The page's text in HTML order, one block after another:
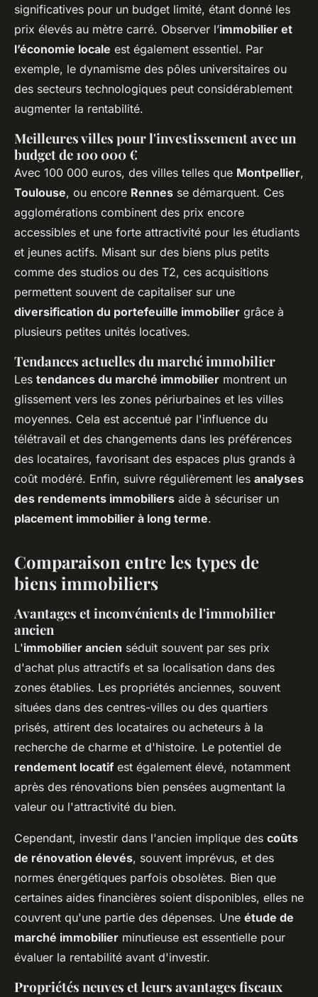
significatives pour un budget limité, étant donné les
prix élevés au mètre carré. Observer l’immobilier et
l’économie locale est également essentiel. Par
exemple, le dynamisme des pôles universitaires ou
des secteurs technologiques peut considérablement
augmenter la rentabilité.
Meilleures villes pour l'investissement avec un
budget de 100 000 €
Avec 100 000 euros, des villes telles que Montpellier,
Toulouse, ou encore Rennes se démarquent. Ces
agglomérations combinent des prix encore
accessibles et une forte attractivité pour les étudiants
et jeunes actifs. Misant sur des biens plus petits
comme des studios ou des T2, ces acquisitions
permettent souvent de capitaliser sur une
diversification du portefeuille immobilier grâce à
plusieurs petites unités locatives.
Tendances actuelles du marché immobilier
Les tendances du marché immobilier montrent un
glissement vers les zones périurbaines et les villes
moyennes. Cela est accentué par l'influence du
télétravail et des changements dans les préférences
des locataires, favorisant des espaces plus grands à
coût modéré. Enfin, suivre régulièrement les analyses
des rendements immobiliers aide à sécuriser un
placement immobilier à long terme.
Comparaison entre les types de
biens immobiliers
Avantages et inconvénients de l'immobilier
ancien
L'immobilier ancien séduit souvent par ses prix
d'achat plus attractifs et sa localisation dans des
zones établies. Les propriétés anciennes, souvent
situées dans des centres-villes ou des quartiers
prisés, attirent des locataires ou acheteurs à la
recherche de charme et d'histoire. Le potentiel de
rendement locatif est également élevé, notamment
après des rénovations bien pensées augmentant la
valeur ou l'attractivité du bien.
Cependant, investir dans l'ancien implique des coûts
de rénovation élevés, souvent imprévus, et des
normes énergétiques parfois obsolètes. Bien que
certaines aides financières soient disponibles, elles ne
couvrent qu'une partie des dépenses. Une étude de
marché immobilier minutieuse est essentielle pour
évaluer la rentabilité avant d'investir.
Propriétés neuves et leurs avantages fiscaux